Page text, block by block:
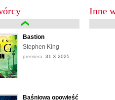
nie kradzione. Koniec warty
Bastion
Stephen King
premiera: 31 X 2025
Baśniowa opowieść
Inne